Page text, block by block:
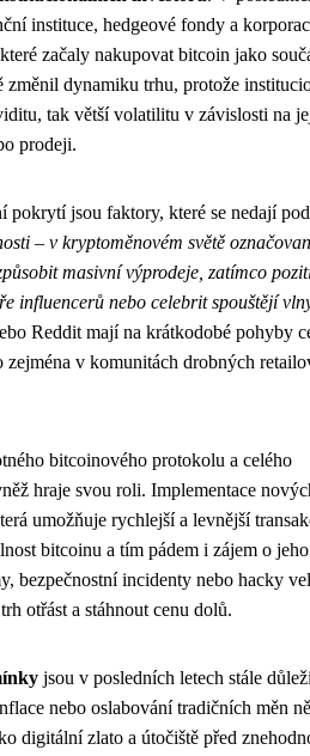
instituce, hedgeové fondy a
začaly nakupovat bitcoin jako
změnil dynamiku trhu, protože
tak větší volatilitu v závislosti na
prodeji.
pokrytí jsou faktory, které se nedají
– v kryptoměnovém světě
masivní výprodeje, zatímco
influencerů nebo celebrit spouštějí
Reddit mají na krátkodobé pohyby
v komunitách drobných
bitcoinového protokolu a celého
hraje svou roli. Implementace
umožňuje rychlejší a levnější
bitcoinu a tím pádem i zájem o
bezpečnostní incidenty nebo hacky
otřást a stáhnout cenu dolů.
jsou v posledních letech stále
nebo oslabování tradičních měn
digitální zlato a útočiště před